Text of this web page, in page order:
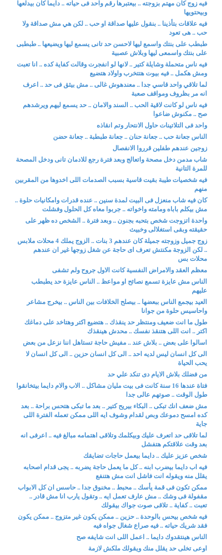
فيه زوج كان مهتم بزوجته .. بيعتبرها رقم واحد فى حياته .. دايما كان بيدلعها
وبيحتويها
فيه علاقات بتأذينا .. بنقول عليها صداقة او حب .. لكن هي مش صداقة ولا
حب .. هى تعود
طبطب على بنتك واسمع ليها لاحسن حد تانى يسمع ليها ويضيعها .. طبطبى
على بنتك واسمعى ليها وبلاش عصبية
فيه ناس متحملة وشايلة كتير .. لانها لو انفجرت وقالت كفاية كده .. انا تعبت
ومش هكمل .. فيه بيوت هتتخرب واولاد هتضيع
لما تلاقي واحد قاسي جدا .. معندهوش غالى .. مش بيثق فى حد .. اعرف
انه مر بظروف ومواقف صعبة
فيه ناس لو كانت لاقية الحب .. السند والامان .. حد يسمع ليهم ويرشدهم
صح .. مكنوش ضاعوا
واحد فى التلاتينات حاول الانتحار وتم انقاذه
الناس جعانة حب .. جعانة حنان .. جعانة طبطبة .. جعانة حضن
زوجين عندهم طفلين قرروا الانفصال
شاب مدمن دخل مصحة واتعالج وبعد فترة رجع للادمان تانى ودخل المصحة
للمرة التانية
فيه شخصيات طيبة بقيت قاسية بسبب الصدمات اللى اخدوها من المقربين
منهم
كان فيه شاب منعزل فى البيت لمدة سنين .. عنده قدرات وامكانيات حلوة ..
مش بيكلم باباه ومامته واخواته .. جربوا معاه كل الحلول وفشلت
واحدة اتزوجت شخص بتحبه بجنون .. وبعد فترة .. الشخص ده ظهر على
حقيقته وبقى استغلالى وخبيث
زوج جميل وزوجته جميلة كان عندهم 3 بنات .. الزوج يملك 4 محلات ملابس
.. لكن الزوجة مكنتش تعرف اى حاجة عن شغل زوجها غير ان عندهم
محلات بس
معظم العقد والامراض النفسية كانت الاول جروح ولم تشفى
الناس مش عايزة تسمع نصائح او مواعظ .. الناس عايزة حد يطبطب
عليهم
العيد بيجمع الناس ببعضها .. بيصلح الخلافات بين الناس .. بيخرج مشاعر
واحاسيس حلوة من جوانا
طول ما انت ضعيف ومنتظر حد ينقذك .. هتضيع اكتر وهتاخد على دماغك
اكتر .. انت اللى هتنقذ نفسك .. محدش هينقذك
اسالوا على بعض .. بلاش عند .. مفيش حاجة تستاهل اننا نزعل من بعض
الى كل انسان ليس لديه احد .. الى كل انسان حزين .. الى كل انسان لا
يحب الحياة
من فضلك بلاش الايام دى تنكد علي حد
فتاة عندها 16 سنة كانت فى بيت مليان مشاكل .. الاب والام دايما بيتخانقوا
طول الوقت .. صوتهم عالى جدا
مش ضعف انك تبكى .. البكاء بيريح كتير .. بعد ما تبكى هتحس براحة .. بعد
كده امسح دموعك وبص لقدام وشوف ايه اللى ممكن تعمله الفترة اللى
جاية
لما تلاقى حد اتعرف عليك وبيكلمك وتلاقى اهتمامه مبالغ فيه .. اعرفى انه
بعد وقت علاقتكم هتفشل
شخص عزيز عليك .. دايما بيعمل حاجات تضايقك
فيه اب دايما بيضرب ابنه .. كل ما يعمل حاجة يضربه .. يجى قدام اصحابه
يقلل منه ويقوله انت فاشل انت مش هتنفع
ممكن تكون فى قمة يأسك .. محبط .. مخنوق جدا .. حاسس ان كل الابواب
مقفولة فى وشك .. مش عارف تعمل ايه .. وتقول يارب انا مش قادر ..
تعبت .. كفاية .. تلاقى صوت جواك بيقولك
فيه شخص بيحس بالوحدة .. حزين .. ممكن يكون غير متزوج .. ممكن يكون
فقد شريك حياته .. فيه صراع شغال جواه فيه
الناس هينتقدوك دايما .. اعمل اللى انت شايفه صح
اوعى تخلى حد يقلل منك ويقولك ملكش لازمة